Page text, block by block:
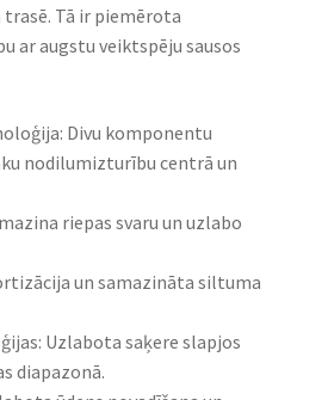
trasē. Tā ir piemērota
ar augstu veiktspēju sausos
Divu komponentu
nodilumizturību centrā un
riepas svaru un uzlabo
un samazināta siltuma
Uzlabota saķere slapjos
diapazonā.​